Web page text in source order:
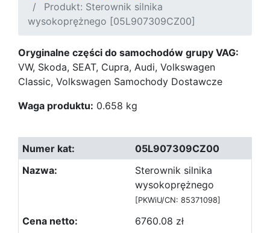
Produkt: Sterownik silnika
wysokoprężnego [05L907309CZ00]
Oryginalne części do samochodów grupy VAG:
VW, Skoda, SEAT, Cupra, Audi, Volkswagen
Classic, Volkswagen Samochody Dostawcze
Waga produktu: 0.658 kg
05L907309CZ00
Sterownik silnika
wysokoprężnego
[PKWiU/CN: 85371098]
6760.08 zł